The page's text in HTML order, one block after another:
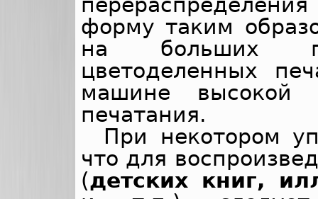
форму таким
на больших
цветоделенных
машине высокой
печатания.
При некотором
что для
(детских книг,